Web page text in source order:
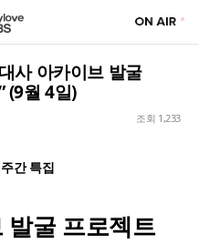
사 아카이브 발굴
(9월 4일)
조회 1,233
간 특집
발굴 프로젝트